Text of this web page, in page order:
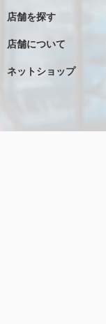
店舗を探す
店舗について
ネットショップ